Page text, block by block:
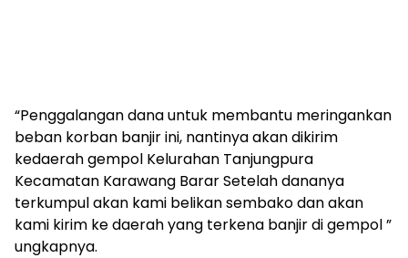
“Penggalangan dana untuk membantu meringankan
beban korban banjir ini, nantinya akan dikirim
kedaerah gempol Kelurahan Tanjungpura
Kecamatan Karawang Barar Setelah dananya
terkumpul akan kami belikan sembako dan akan
kami kirim ke daerah yang terkena banjir di gempol ”
ungkapnya.